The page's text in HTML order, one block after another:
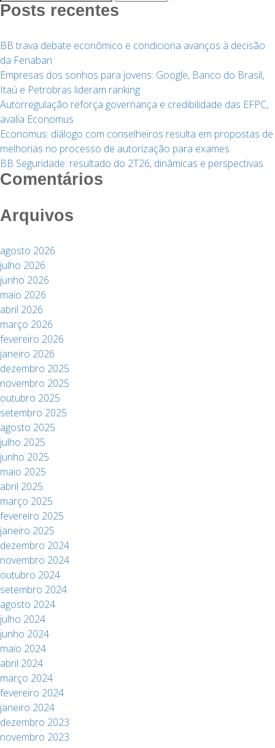
por:
Posts recentes
BB trava debate econômico e condiciona avanços à decisão
da Fenaban
Empresas dos sonhos para jovens: Google, Banco do Brasil,
Itaú e Petrobras lideram ranking
Autorregulação reforça governança e credibilidade das EFPC,
avalia Economus
Economus: diálogo com conselheiros resulta em propostas de
melhorias no processo de autorização para exames
BB Seguridade: resultado do 2T26, dinâmicas e perspectivas
Comentários
Arquivos
agosto 2026
julho 2026
junho 2026
maio 2026
abril 2026
março 2026
fevereiro 2026
janeiro 2026
dezembro 2025
novembro 2025
outubro 2025
setembro 2025
agosto 2025
julho 2025
junho 2025
maio 2025
abril 2025
março 2025
fevereiro 2025
janeiro 2025
dezembro 2024
novembro 2024
outubro 2024
setembro 2024
agosto 2024
julho 2024
junho 2024
maio 2024
abril 2024
março 2024
fevereiro 2024
janeiro 2024
dezembro 2023
novembro 2023